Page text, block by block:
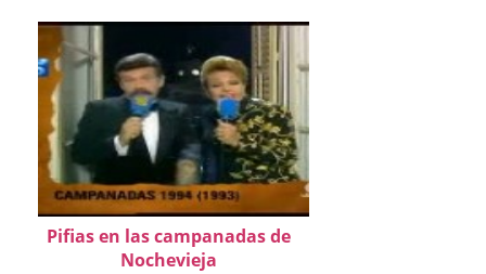
Pifias en las campanadas de
Nochevieja